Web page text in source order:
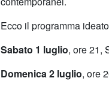
Ecco il programma
Sabato 1 luglio, ore 21,
Domenica 2 luglio, ore